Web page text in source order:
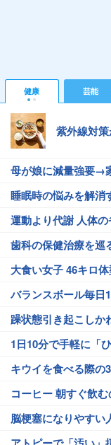
健康 芸能
紫外線対
母が娘に減量強要→
睡眠時の悩みを解消
運動より代謝 人体
歯科の保健治療を巡
大食い女子 46キロ
バランスボール毎日
躁状態引き起こしか
1日10分で手軽に「
キウイを食べる際の
コーヒー 朝すぐ飲
脳梗塞になりやすい